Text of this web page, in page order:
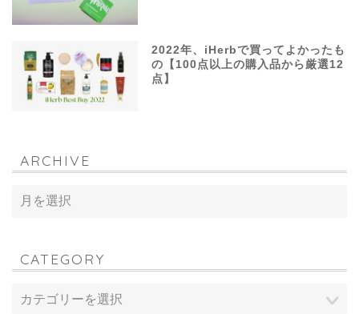
2022年、iHerbで買ってよかったも
の【100点以上の購入品から厳選12
点】
ARCHIVE
CATEGORY